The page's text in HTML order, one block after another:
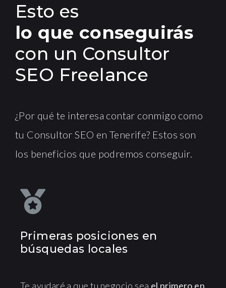
Esto es
lo que conseguirás
con un Consultor
SEO Freelance
¿Por qué te interesa contar conmigo como
tu Consultor SEO en Tenerife? Estos son
los beneficios que podremos conseguir.
Primeras posiciones en
búsquedas locales
Te ayudaré a que tu negocio sea el primero en